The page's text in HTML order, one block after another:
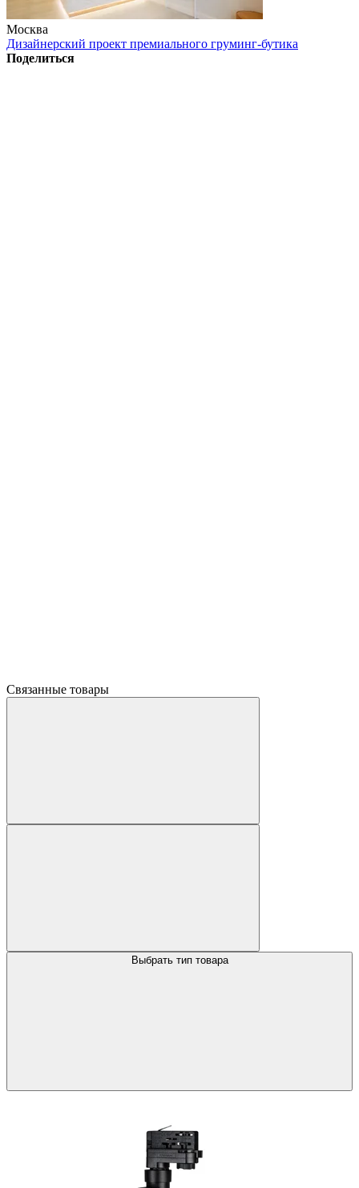
Москва
Дизайнерский проект премиального груминг-бутика
Поделиться
Связанные товары
Выбрать тип товара